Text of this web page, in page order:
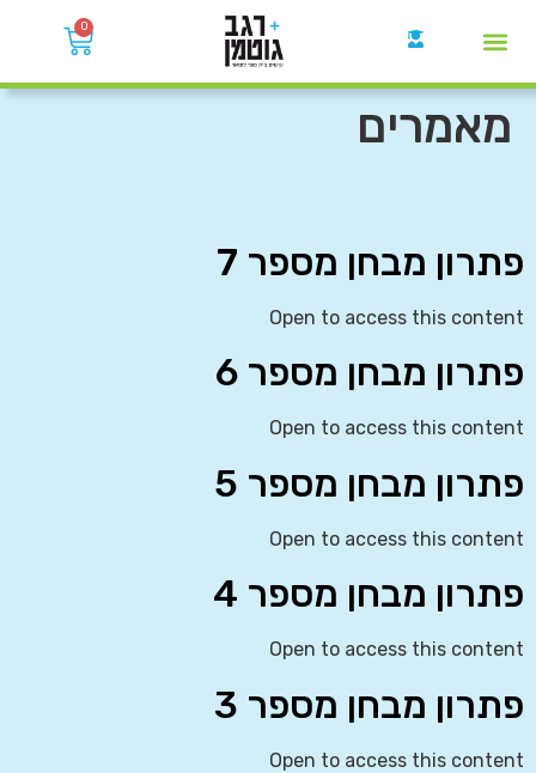
0
מאמרים
פתרון מבחן מספר 7
Open to access this content
פתרון מבחן מספר 6
Open to access this content
פתרון מבחן מספר 5
Open to access this content
פתרון מבחן מספר 4
Open to access this content
פתרון מבחן מספר 3
Open to access this content